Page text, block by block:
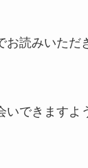
お読みいただ
いできますよ